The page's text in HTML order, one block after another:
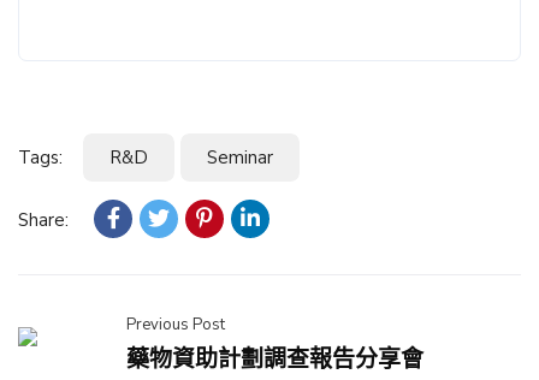
Tags: R&D Seminar
Share:
Previous Post
藥物資助計劃調查報告分享會